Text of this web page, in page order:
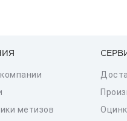
метизов